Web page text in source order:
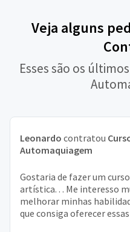
Veja alguns
Esses são os
Leonardo contratou
Automaquiagem
Gostaria de fazer um
artística. . . Me interesso
melhorar minhas
que consiga oferecer